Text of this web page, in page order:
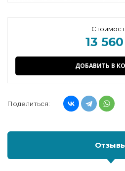
13
ДОБАВИТЬ В
Поделиться: